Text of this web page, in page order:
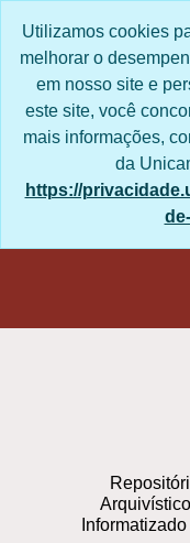
Utilizamos cookies
melhorar o
em nosso site e
este site, você
mais informações,
da
https://